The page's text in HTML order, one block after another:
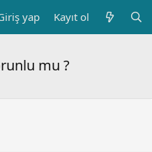
yap Kayıt ol
mu ?